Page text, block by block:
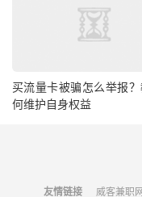
买流量卡被骗怎么举报
何维护自身权益
友情链接 威客兼职网